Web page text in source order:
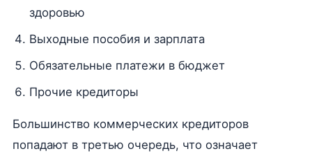
здоровью
Выходные пособия и зарплата
Обязательные платежи в бюджет
Прочие кредиторы
Большинство коммерческих кредиторов
попадают в третью очередь, что означает